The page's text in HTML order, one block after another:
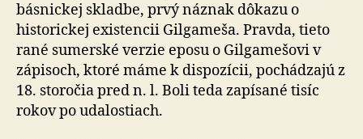
básnickej skladbe, prvý náznak dôkazu o
historickej existencii Gilgameša. Pravda, tieto
rané sumerské verzie eposu o Gilgamešovi v
zápisoch, ktoré máme k dispozícii, pochádzajú z
18. storočia pred n. l. Boli teda zapísané tisíc
rokov po udalostiach.